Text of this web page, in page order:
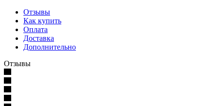
Отзывы
Как купить
Оплата
Доставка
Дополнительно
Отзывы